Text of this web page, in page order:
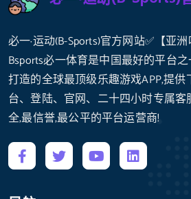
必一·运动(B-Sports)官方网站✅【亚
Bsports必一体育是中国最好的平台
打造的全球最顶级乐趣游戏APP,提
台、登陆、官网、二十四小时专属
全,最信誉,最公平的平台运营商!